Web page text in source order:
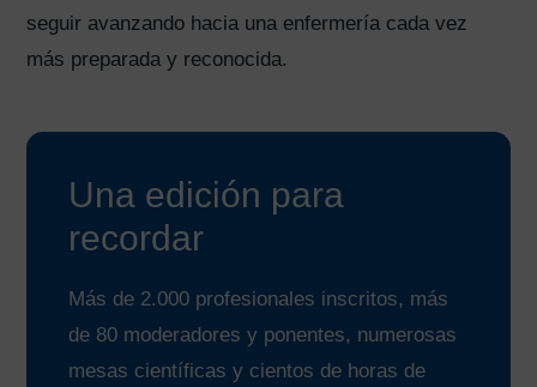
seguir avanzando hacia una enfermería cada vez
más preparada y reconocida.
Una edición para
recordar
Más de 2.000 profesionales inscritos, más
de 80 moderadores y ponentes, numerosas
mesas científicas y cientos de horas de